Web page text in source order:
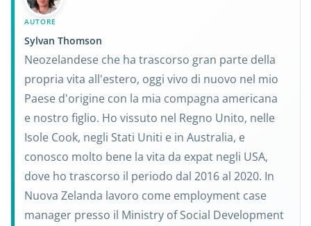
AUTORE
Sylvan Thomson
Neozelandese che ha trascorso gran parte della
propria vita all'estero, oggi vivo di nuovo nel mio
Paese d'origine con la mia compagna americana
e nostro figlio. Ho vissuto nel Regno Unito, nelle
Isole Cook, negli Stati Uniti e in Australia, e
conosco molto bene la vita da expat negli USA,
dove ho trascorso il periodo dal 2016 al 2020. In
Nuova Zelanda lavoro come employment case
manager presso il Ministry of Social Development